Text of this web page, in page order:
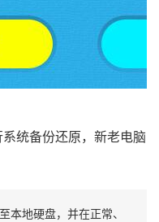
统备份还原，新老电脑
本地硬盘，并在正常、